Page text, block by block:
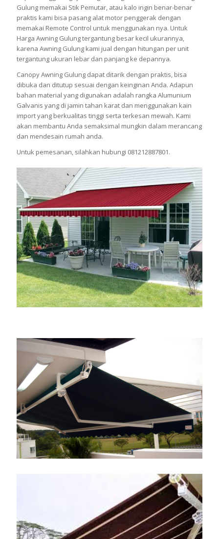
Gulung memakai Stik Pemutar, atau kalo ingin benar-benar
praktis kami bisa pasang alat motor penggerak dengan
memakai Remote Control untuk menggunakan nya. Untuk
Harga Awning Gulung tergantung besar kecil ukurannya,
karena Awning Gulung kami jual dengan hitungan per unit
tergantung ukuran lebar dan panjang ke depannya.
Canopy Awning Gulung dapat ditarik dengan praktis, bisa
dibuka dan ditutup sesuai dengan keinginan Anda. Adapun
bahan material yang digunakan adalah rangka Alumunium
Galvanis yang di jamin tahan karat dan menggunakan kain
import yang berkualitas tinggi serta terkesan mewah. Kami
akan membantu Anda semaksimal mungkin dalam merancang
dan mendesain rumah anda.
Untuk pemesanan, silahkan hubungi 081212887801.